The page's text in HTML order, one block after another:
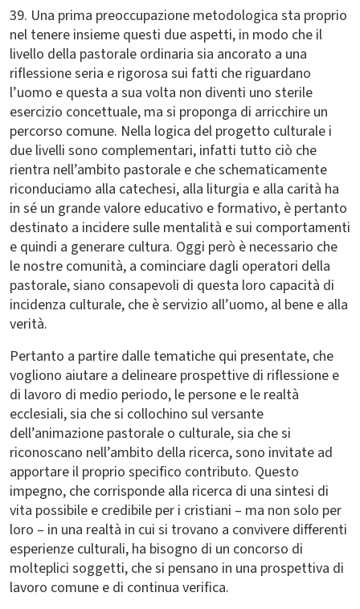
39. Una prima preoccupazione metodologica sta proprio
nel tenere insieme questi due aspetti, in modo che il
livello della pastorale ordinaria sia ancorato a una
riflessione seria e rigorosa sui fatti che riguardano
l’uomo e questa a sua volta non diventi uno sterile
esercizio concettuale, ma si proponga di arricchire un
percorso comune. Nella logica del progetto culturale i
due livelli sono complementari, infatti tutto ciò che
rientra nell’ambito pastorale e che schematicamente
riconduciamo alla catechesi, alla liturgia e alla carità ha
in sé un grande valore educativo e formativo, è pertanto
destinato a incidere sulle mentalità e sui comportamenti
e quindi a generare cultura. Oggi però è necessario che
le nostre comunità, a cominciare dagli operatori della
pastorale, siano consapevoli di questa loro capacità di
incidenza culturale, che è servizio all’uomo, al bene e alla
verità.
Pertanto a partire dalle tematiche qui presentate, che
vogliono aiutare a delineare prospettive di riflessione e
di lavoro di medio periodo, le persone e le realtà
ecclesiali, sia che si collochino sul versante
dell’animazione pastorale o culturale, sia che si
riconoscano nell’ambito della ricerca, sono invitate ad
apportare il proprio specifico contributo. Questo
impegno, che corrisponde alla ricerca di una sintesi di
vita possibile e credibile per i cristiani – ma non solo per
loro – in una realtà in cui si trovano a convivere differenti
esperienze culturali, ha bisogno di un concorso di
molteplici soggetti, che si pensano in una prospettiva di
lavoro comune e di continua verifica.